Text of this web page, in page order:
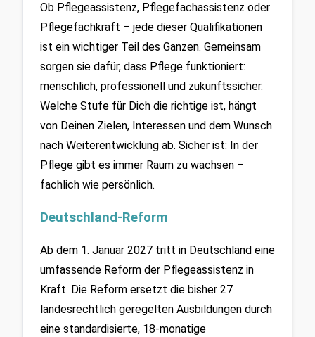
Ob Pflegeassistenz, Pflegefachassistenz oder
Pflegefachkraft – jede dieser Qualifikationen
ist ein wichtiger Teil des Ganzen. Gemeinsam
sorgen sie dafür, dass Pflege funktioniert:
menschlich, professionell und zukunftssicher.
Welche Stufe für Dich die richtige ist, hängt
von Deinen Zielen, Interessen und dem Wunsch
nach Weiterentwicklung ab. Sicher ist: In der
Pflege gibt es immer Raum zu wachsen –
fachlich wie persönlich.
Deutschland-Reform
Ab dem 1. Januar 2027 tritt in Deutschland eine
umfassende Reform der Pflegeassistenz in
Kraft. Die Reform ersetzt die bisher 27
landesrechtlich geregelten Ausbildungen durch
eine standardisierte, 18-monatige